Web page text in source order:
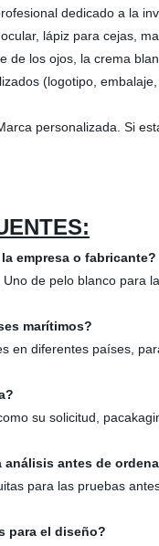
dedicado a la
lápiz para cejas,
de los ojos, la crema
(logotipo,
personalizada. Si
empresa o fabricante?
de pelo blanco para
marítimos?
en diferentes países,
su solicitud,
análisis antes de
para las pruebas
para el diseño?